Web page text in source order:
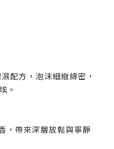
配方，泡沫細緻綿密，
。
帶來深層放鬆與寧靜